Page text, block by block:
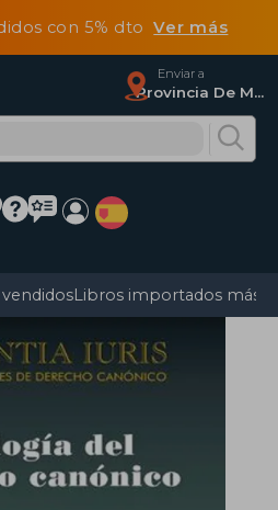
con 5% dtoVer más
Enviar a
Provincia De Madrid
Libros importados más